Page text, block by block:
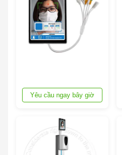
Yêu cầu ngay bây giờ